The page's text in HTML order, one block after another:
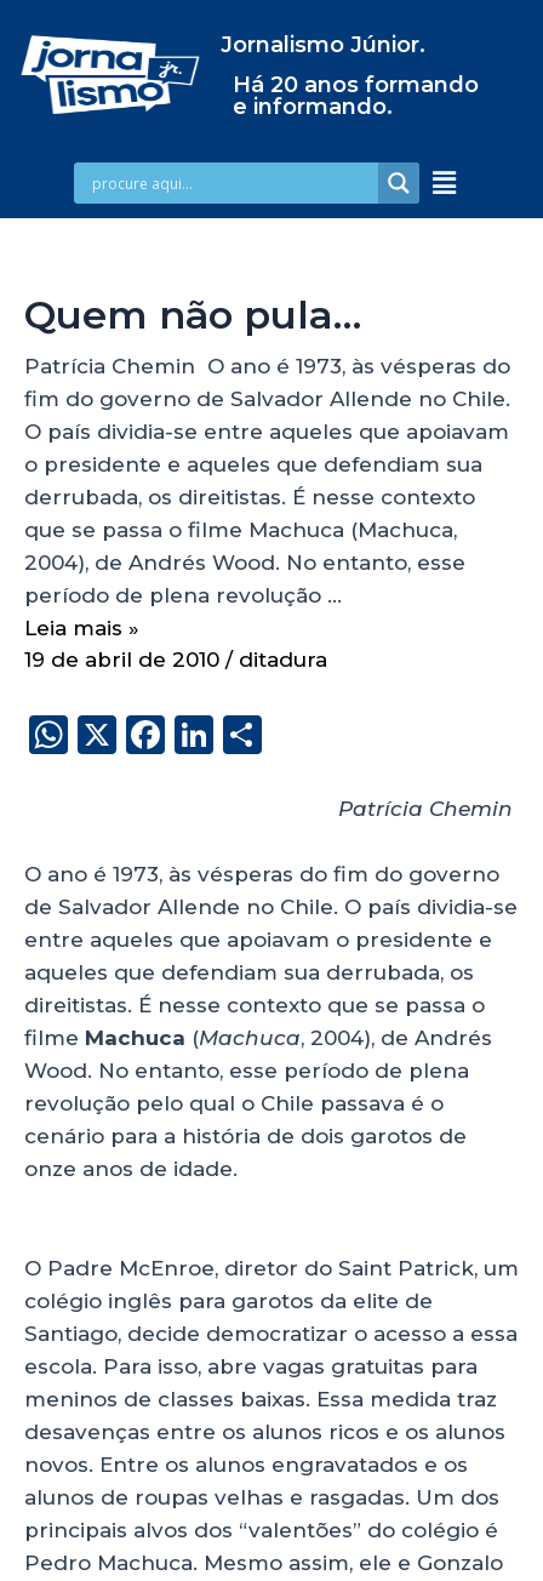
Jornalismo Júnior.
Há 20 anos formando
e informando.
Quem não pula…
Patrícia Chemin O ano é 1973, às vésperas do
fim do governo de Salvador Allende no Chile.
O país dividia-se entre aqueles que apoiavam
o presidente e aqueles que defendiam sua
derrubada, os direitistas. É nesse contexto
que se passa o filme Machuca (Machuca,
2004), de Andrés Wood. No entanto, esse
período de plena revolução …
Leia mais »
19 de abril de 2010 / ditadura
W
A
p
p
X
F
b
o
o
k
Li
dI
n
Patrícia Chemin
O ano é 1973, às vésperas do fim do governo
de Salvador Allende no Chile. O país dividia-se
entre aqueles que apoiavam o presidente e
aqueles que defendiam sua derrubada, os
direitistas. É nesse contexto que se passa o
filme Machuca (Machuca, 2004), de Andrés
Wood. No entanto, esse período de plena
revolução pelo qual o Chile passava é o
cenário para a história de dois garotos de
onze anos de idade.
O Padre McEnroe, diretor do Saint Patrick, um
colégio inglês para garotos da elite de
Santiago, decide democratizar o acesso a essa
escola. Para isso, abre vagas gratuitas para
meninos de classes baixas. Essa medida traz
desavenças entre os alunos ricos e os alunos
novos. Entre os alunos engravatados e os
alunos de roupas velhas e rasgadas. Um dos
principais alvos dos “valentões” do colégio é
Pedro Machuca. Mesmo assim, ele e Gonzalo